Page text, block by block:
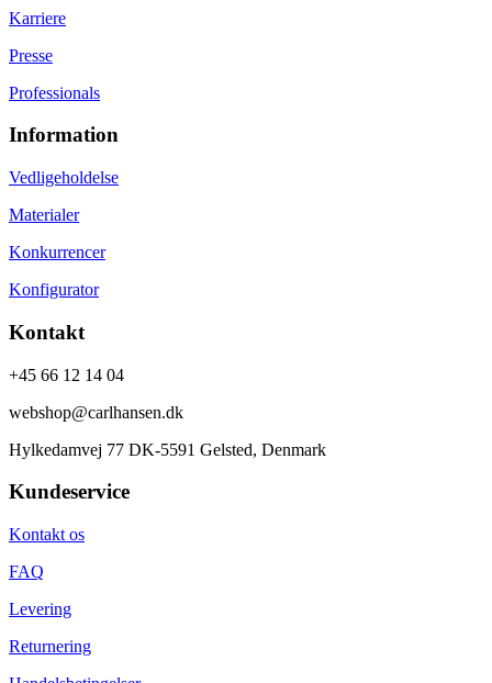
Karriere
Presse
Professionals
Information
Vedligeholdelse
Materialer
Konkurrencer
Konfigurator
Kontakt
+45 66 12 14 04
webshop@carlhansen.dk
Hylkedamvej 77 DK-5591 Gelsted, Denmark
Kundeservice
Kontakt os
FAQ
Levering
Returnering